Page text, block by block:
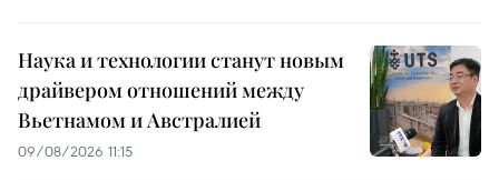
Наука и технологии станут новым
драйвером отношений между
Вьетнамом и Австралией
09/08/2026 11:15